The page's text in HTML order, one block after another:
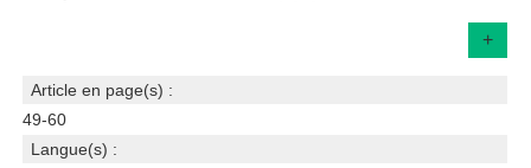
+
Article en page(s) :
49-60
Langue(s) :